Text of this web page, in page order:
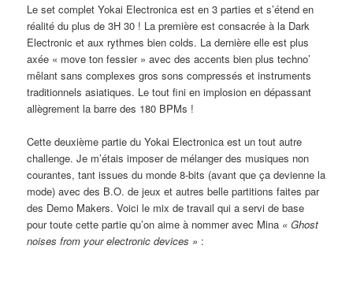
Le set complet Yokai Electronica est en 3 parties et s’étend en
réalité du plus de 3H 30 ! La première est consacrée à la Dark
Electronic et aux rythmes bien colds. La dernière elle est plus
axée « move ton fessier » avec des accents bien plus techno’
mêlant sans complexes gros sons compressés et instruments
traditionnels asiatiques. Le tout fini en implosion en dépassant
allègrement la barre des 180 BPMs !
Cette deuxième partie du Yokai Electronica est un tout autre
challenge. Je m’étais imposer de mélanger des musiques non
courantes, tant issues du monde 8-bits (avant que ça devienne la
mode) avec des B.O. de jeux et autres belle partitions faites par
des Demo Makers. Voici le mix de travail qui a servi de base
pour toute cette partie qu’on aime à nommer avec Mina « Ghost
noises from your electronic devices » :